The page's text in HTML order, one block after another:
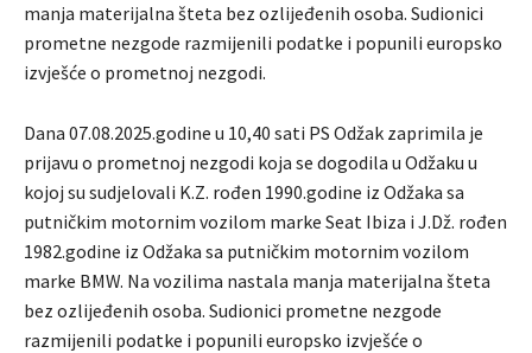
manja materijalna šteta bez ozlijeđenih osoba. Sudionici
prometne nezgode razmijenili podatke i popunili europsko
izvješće o prometnoj nezgodi.
Dana 07.08.2025.godine u 10,40 sati PS Odžak zaprimila je
prijavu o prometnoj nezgodi koja se dogodila u Odžaku u
kojoj su sudjelovali K.Z. rođen 1990.godine iz Odžaka sa
putničkim motornim vozilom marke Seat Ibiza i J.Dž. rođen
1982.godine iz Odžaka sa putničkim motornim vozilom
marke BMW. Na vozilima nastala manja materijalna šteta
bez ozlijeđenih osoba. Sudionici prometne nezgode
razmijenili podatke i popunili europsko izvješće o